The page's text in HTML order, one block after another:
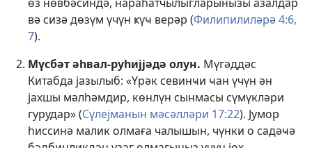
вә сизә дөзүм үчүн ҝүҹ верәр (Филипилиләрә 4:6,
7).
Мүсбәт әһвал-руһијјәдә олун. Мүгәддәс
Китабда јазылыб: «Үрәк севинҹи ҹан үчүн ән
јахшы мәлһәмдир, көнлүн сынмасы сүмүкләри
гурудар» (Сүлејманын мәсәлләри 17:22). Јумор
һиссинә малик олмаға чалышын, чүнки о садәҹә